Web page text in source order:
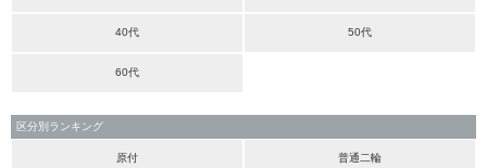
40代 50代
60代
区分別ランキング
原付 普通二輪